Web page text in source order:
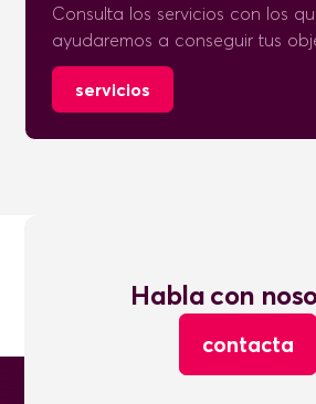
Consulta los servicios con los
ayudaremos a conseguir tus
servicios
Habla con
contacta